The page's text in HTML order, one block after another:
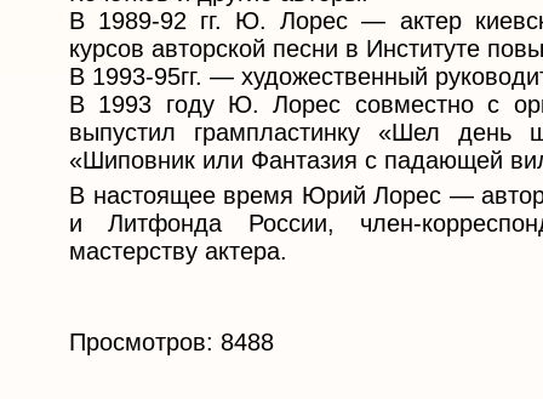
В 1989-92 гг. Ю. Лорес — актер
курсов авторской песни в Институте
В 1993-95гг. — художественный
В 1993 году Ю. Лорес совместно с
выпустил грампластинку «Шел
«Шиповник или Фантазия с падающей
В настоящее время Юрий Лорес —
и Литфонда России, член-
мастерству актера.
Просмотров: 8488